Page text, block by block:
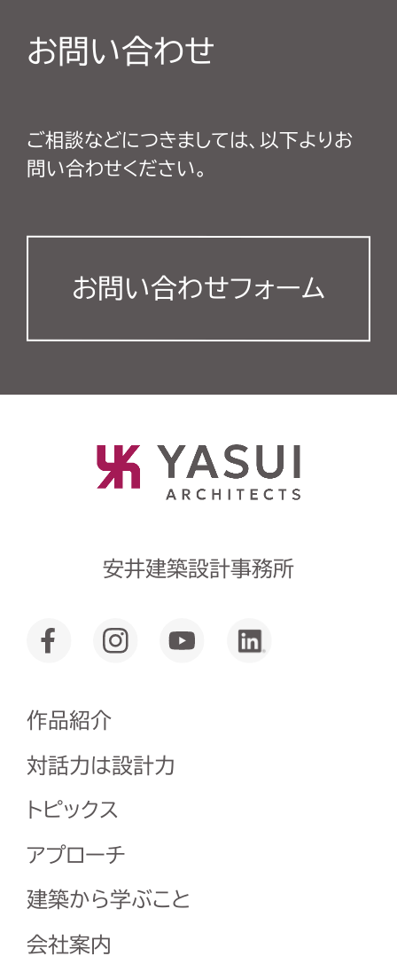
お問い合わせ
ご相談などにつきましては、以下よりお
問い合わせください。
お問い合わせフォーム
安井建築設計事務所
作品紹介
対話力は設計力
トピックス
アプローチ
建築から学ぶこと
会社案内